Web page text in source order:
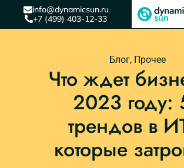
info@dynamicsun.ru
+7 (499) 403-12-33
Блог, Прочее
Что ждет
2023 году:
трендов в
которые